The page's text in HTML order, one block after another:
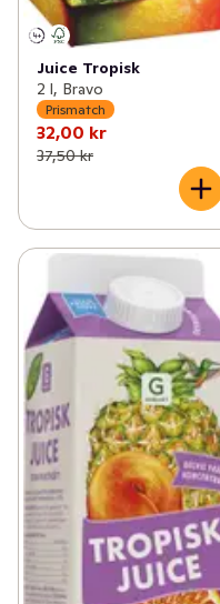
Juice Tropisk
2 l, Bravo
Prismatch
32,00 kr
37,50 kr